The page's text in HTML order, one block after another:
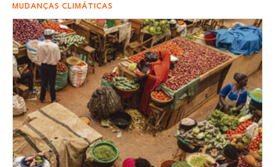
MUDANÇAS CLIMÁTICAS